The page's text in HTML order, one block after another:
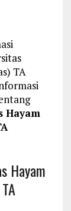
TA
Hayam
Hayam